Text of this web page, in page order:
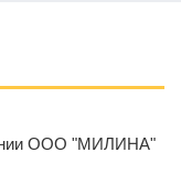
ООО "МИЛИНА"